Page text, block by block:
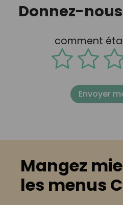
Donnez-
comment
Envoyer
Mangez
les menus